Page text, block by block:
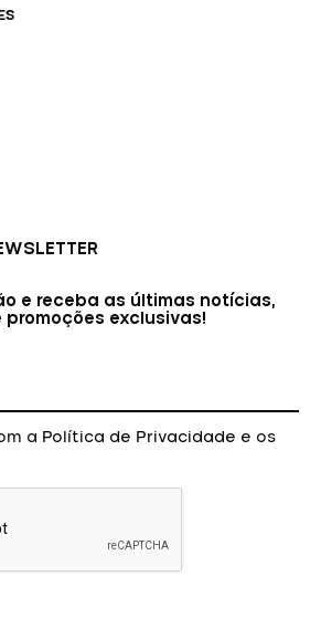
e receba as últimas notícias,
promoções exclusivas!
a Política de Privacidade e os